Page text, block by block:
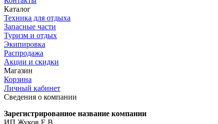
Каталог
Техника для отдыха
Запасные части
Туризм и отдых
Экипировка
Распродажа
Акции и скидки
Магазин
Корзина
Личный кабинет
Сведения о компании
Зарегистрированное название компании